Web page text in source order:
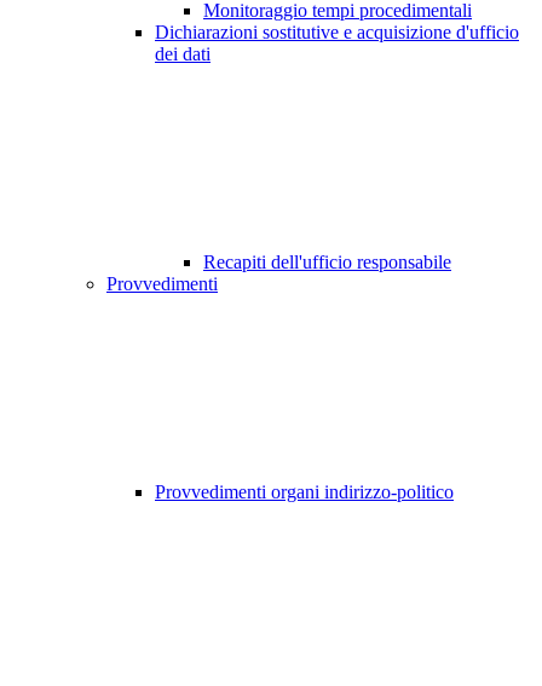
Monitoraggio tempi procedimentali
Dichiarazioni sostitutive e acquisizione d'ufficio
dei dati
Recapiti dell'ufficio responsabile
Provvedimenti
Provvedimenti organi indirizzo-politico